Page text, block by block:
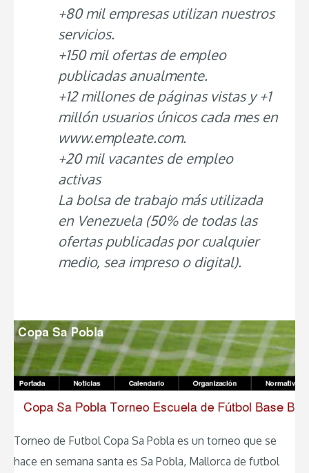
+80 mil empresas utilizan nuestros
servicios.
+150 mil ofertas de empleo
publicadas anualmente.
+12 millones de páginas vistas y +1
millón usuarios únicos cada mes en
www.empleate.com.
+20 mil vacantes de empleo
activas
La bolsa de trabajo más utilizada
en Venezuela (50% de todas las
ofertas publicadas por cualquier
medio, sea impreso o digital).
Torneo de Futbol Copa Sa Pobla es un torneo que se
hace en semana santa es Sa Pobla, Mallorca de futbol